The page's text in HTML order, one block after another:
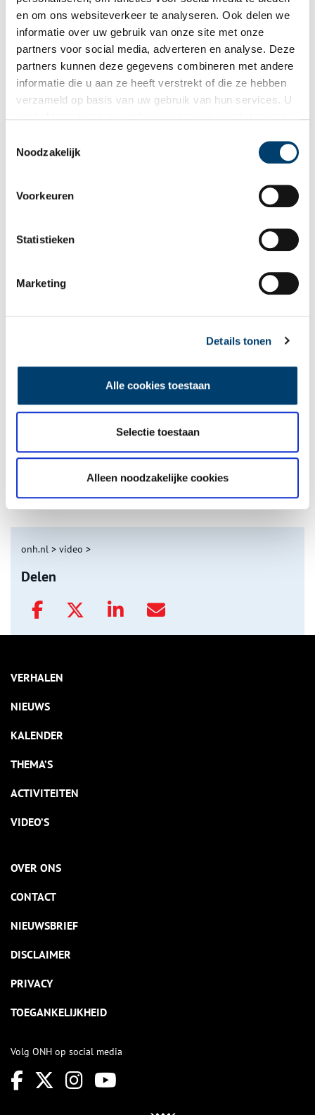
en om ons websiteverkeer te analyseren. Ook delen we
informatie over uw gebruik van onze site met onze
partners voor social media, adverteren en analyse. Deze
partners kunnen deze gegevens combineren met andere
informatie die u aan ze heeft verstrekt of die ze hebben
verzameld op basis van uw gebruik van hun services. U
Noodzakelijk
Voorkeuren
Statistieken
Marketing
Details tonen
Alle cookies toestaan
Selectie toestaan
Alleen noodzakelijke cookies
Bekijk meer video's
Tien verdwenen pretparken
Nederlandse autofabrieken van vroeger
onh.nl > video >
Delen
VERHALEN
NIEUWS
KALENDER
THEMA’S
ACTIVITEITEN
VIDEO’S
OVER ONS
CONTACT
NIEUWSBRIEF
DISCLAIMER
PRIVACY
TOEGANKELIJKHEID
Volg ONH op social media